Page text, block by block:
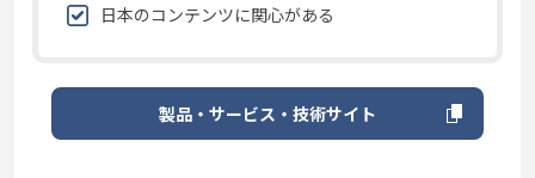
日本のコンテンツに関心がある
製品・サービス・技術サイト